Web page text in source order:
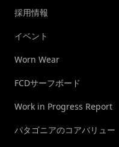
採用情報
イベント
Worn Wear
FCDサーフボード
Work in Progress Report
パタゴニアのコアバリュー